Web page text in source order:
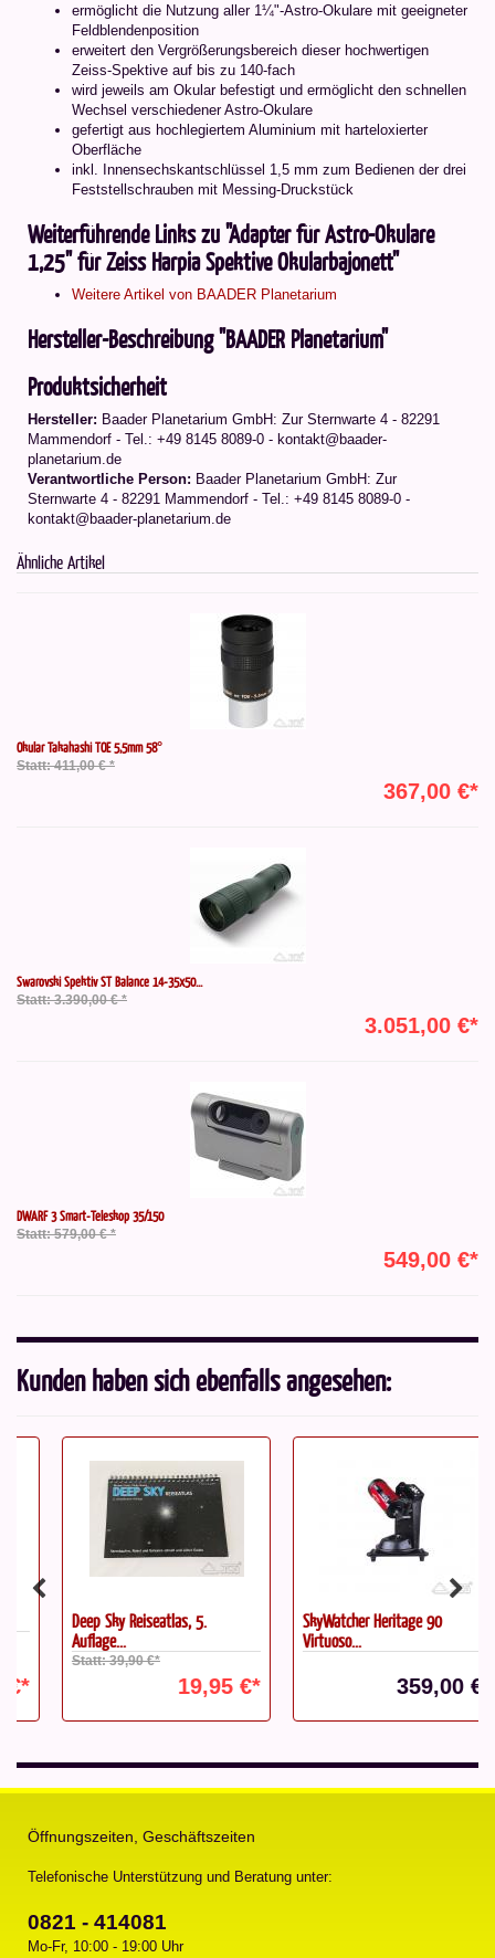
ermöglicht die Nutzung aller 1¼"-Astro-Okulare mit geeigneter
Feldblendenposition
erweitert den Vergrößerungsbereich dieser hochwertigen
Zeiss-Spektive auf bis zu 140-fach
wird jeweils am Okular befestigt und ermöglicht den schnellen
Wechsel verschiedener Astro-Okulare
gefertigt aus hochlegiertem Aluminium mit harteloxierter
Oberfläche
inkl. Innensechskantschlüssel 1,5 mm zum Bedienen der drei
Feststellschrauben mit Messing-Druckstück
Weiterführende Links zu "Adapter für Astro-Okulare
1,25" für Zeiss Harpia Spektive Okularbajonett"
Weitere Artikel von BAADER Planetarium
Hersteller-Beschreibung "BAADER Planetarium"
Produktsicherheit
Hersteller: Baader Planetarium GmbH: Zur Sternwarte 4 - 82291
Mammendorf - Tel.: +49 8145 8089-0 - kontakt@baader-
planetarium.de
Verantwortliche Person: Baader Planetarium GmbH: Zur
Sternwarte 4 - 82291 Mammendorf - Tel.: +49 8145 8089-0 -
kontakt@baader-planetarium.de
Ähnliche Artikel
Okular Takahashi TOE 5,5mm 58°
Statt: 411,00 € *
367,00 €*
Swarovski Spektiv ST Balance 14-35x50...
Statt: 3.390,00 € *
3.051,00 €*
DWARF 3 Smart-Teleskop 35/150
Statt: 579,00 € *
549,00 €*
Kunden haben sich ebenfalls angesehen:
Deep Sky Reiseatlas, 5.
Auflage...
Statt: 39,90 €*
19,95 €*
SkyWatcher Heritage 90
Virtuoso...
359,00 €*
Öffnungszeiten, Geschäftszeiten
Telefonische Unterstützung und Beratung unter:
0821 - 414081
Mo-Fr, 10:00 - 19:00 Uhr